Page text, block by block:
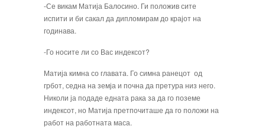
-Се викам Матија Балосино. Ги положив сите
испити и би сакал да дипломирам до крајот на
годинава.
-Го носите ли со Вас индексот?
Матија кимна со главата. Го симна ранецот од
грбот, седна на земја и почна да прету­ра низ него.
Николи ја подаде едната рака за да го поземе
индексот, но Матија прет­почиташе да го положи на
работ на работ­ната маса.